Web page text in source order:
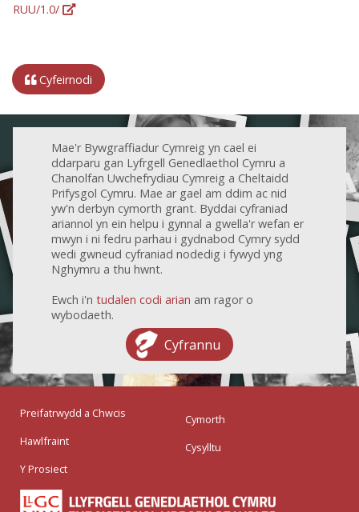
RUU/1.0/
Cyfeirnodi
Mae'r Bywgraffiadur Cymreig yn cael ei
ddarparu gan Lyfrgell Genedlaethol Cymru a
Chanolfan Uwchefrydiau Cymreig a Cheltaidd
Prifysgol Cymru. Mae ar gael am ddim ac nid
yw'n derbyn cymorth grant. Byddai cyfraniad
ariannol yn ein helpu i gynnal a gwella'r wefan er
mwyn i ni fedru parhau i gydnabod Cymry sydd
wedi gwneud cyfraniad nodedig i fywyd yng
Nghymru a thu hwnt.
Ewch i'n tudalen codi arian am ragor o
wybodaeth.
Cyfrannu
Preifatrwydd a Chwcis
Hawlfraint
Y Prosiect
Cymorth
Cysylltu